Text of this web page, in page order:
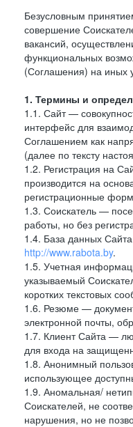
Безусловным
совершение
вакансий,
функциональных
(Соглашения) на иных
1. Термины и
1.1. Сайт —
интерфейс для
Соглашением как
(далее по тексту
1.2. Регистрация на
производится на
регистрационные
1.3. Соискатель —
работы, но без
1.4. База данных
http://www.rabota.by.
1.5. Учетная
указываемый
коротких текстовых
1.6. Резюме —
электронной почты,
1.7. Клиент Сайта —
для входа на
1.8. Анонимный
использующее
1.9. Аномальная/
Соискателей, не
нарушения, но не